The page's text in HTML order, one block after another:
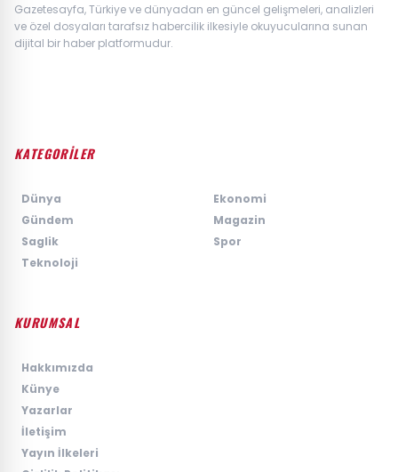
Gazetesayfa, Türkiye ve dünyadan en güncel gelişmeleri, analizleri
ve özel dosyaları tarafsız habercilik ilkesiyle okuyucularına sunan
dijital bir haber platformudur.
KATEGORİLER
Dünya
Ekonomi
Gündem
Magazin
Saglik
Spor
Teknoloji
KURUMSAL
Hakkımızda
Künye
Yazarlar
İletişim
Yayın İlkeleri